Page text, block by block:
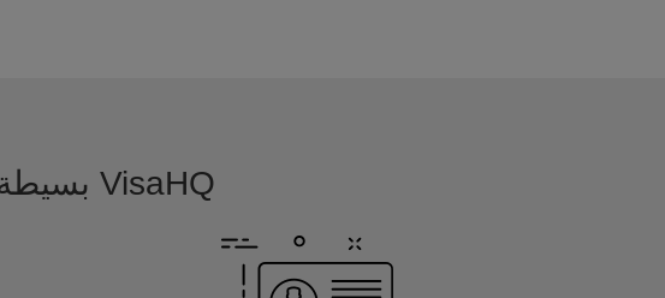
VisaHQ بسيطة, بديهية و مفصلة خصيصا للمسافرين